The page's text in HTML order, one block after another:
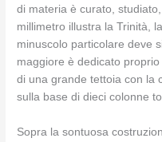
di materia è curato,
millimetro illustra la Trinità,
minuscolo particolare deve
maggiore è dedicato
di una grande tettoia con la
sulla base di dieci colonne
Sopra la sontuosa